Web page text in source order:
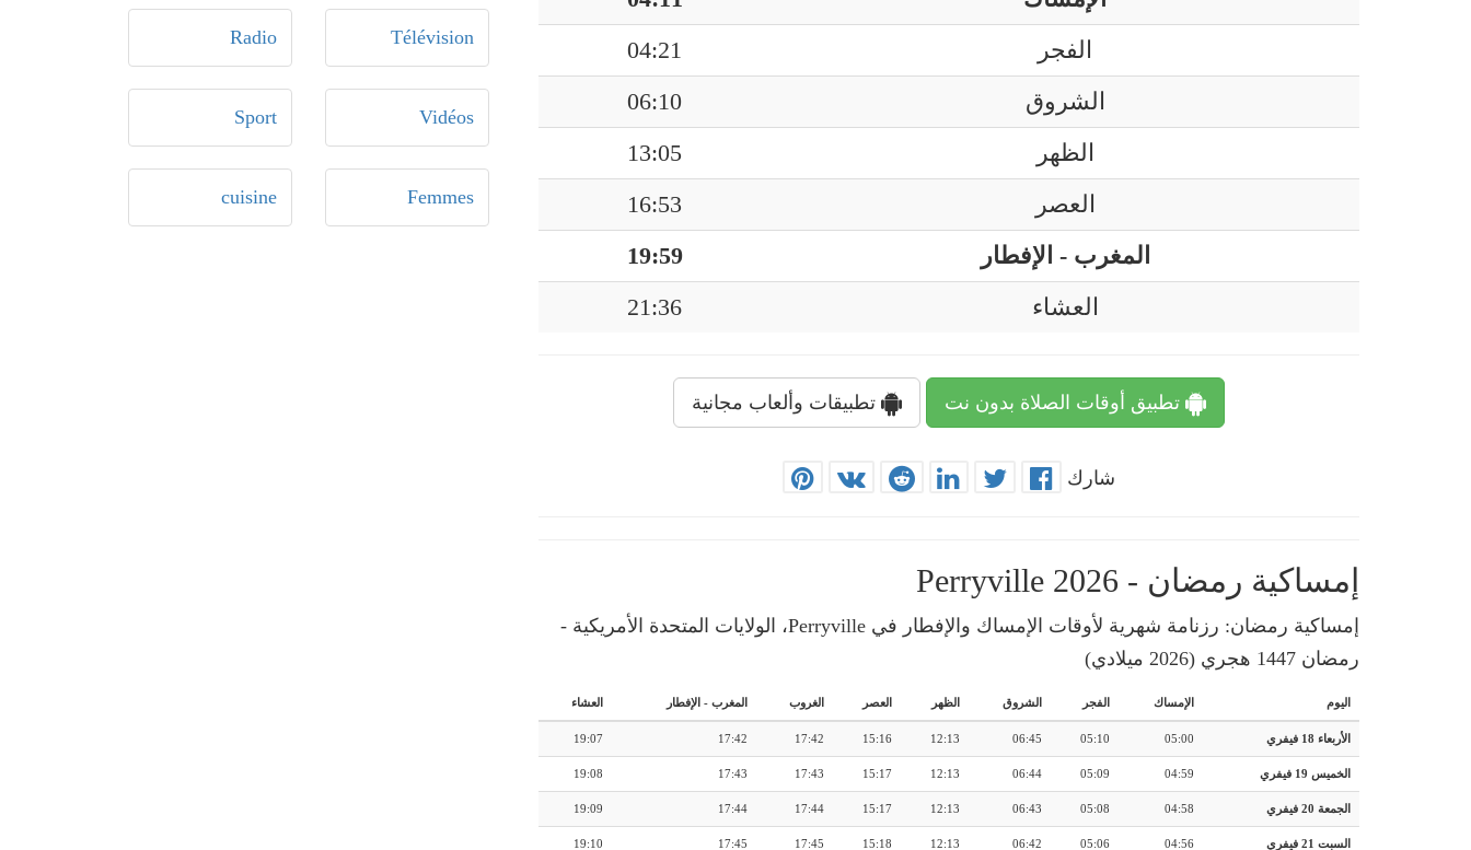
الفجر
04:21
الشروق
06:10
الظهر
13:05
العصر
16:53
المغرب - الإفطار
19:59
العشاء
21:36
تطبيق أوقات الصلاة بدون نت تطبيقات وألعاب مجانية
شارك
إمساكية رمضان - Perryville 2026
إمساكية رمضان: رزنامة شهرية لأوقات الإمساك والإفطار في Perryville، الولايات المتحدة الأمريكية -
رمضان 1447 هجري (2026 ميلادي)
اليوم الإمساك الفجر الشروق الظهر العصر الغروب المغرب - الإفطار العشاء
الأربعاء 18 فيفري 05:00
05:10
06:45
12:13
15:16
17:42
17:42
19:07
الخميس 19 فيفري 04:59
05:09
06:44
12:13
15:17
17:43
17:43
19:08
الجمعة 20 فيفري 04:58
05:08
06:43
12:13
15:17
17:44
17:44
19:09
السبت 21 فيفري 04:56
05:06
06:42
12:13
15:18
17:45
17:45
19:10
Télévision
Radio
Vidéos
Sport
Femmes
cuisine